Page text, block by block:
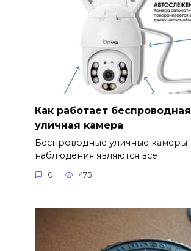
Как работает беспроводная
уличная камера
Беспроводные уличные камеры
наблюдения являются все
0 475